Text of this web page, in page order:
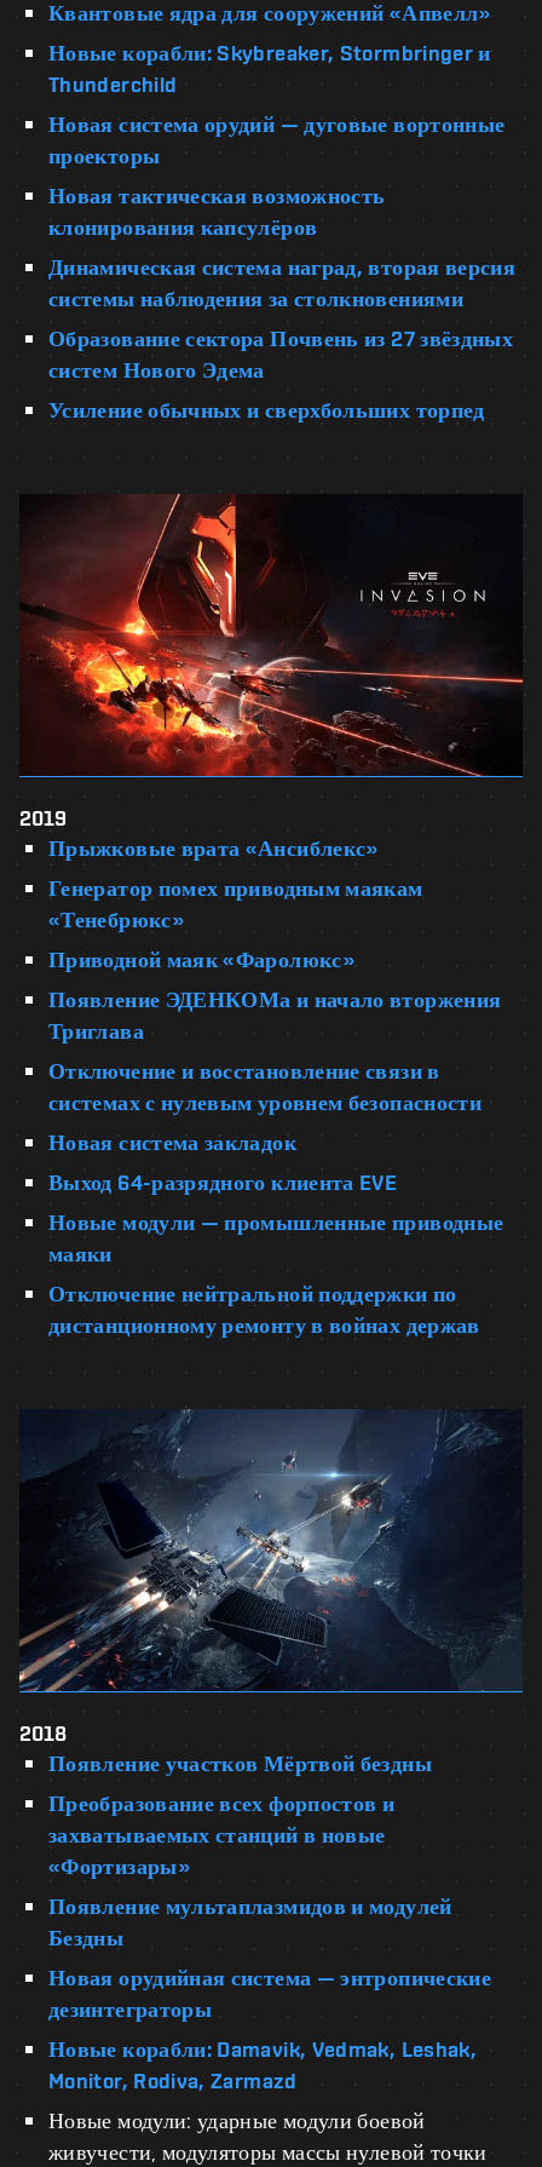
Квантовые ядра для сооружений «Апвелл»
Новые корабли: Skybreaker, Stormbringer и
Thunderchild
Новая система орудий — дуговые вортонные
проекторы
Новая тактическая возможность
клонирования капсулёров
Динамическая система наград, вторая версия
системы наблюдения за столкновениями
Образование сектора Почвень из 27 звёздных
систем Нового Эдема
Усиление обычных и сверхбольших торпед
2019
Прыжковые врата «Ансиблекс»
Генератор помех приводным маякам
«Тенебрюкс»
Приводной маяк «Фаролюкс»
Появление ЭДЕНКОМа и начало вторжения
Триглава
Отключение и восстановление связи в
системах с нулевым уровнем безопасности
Новая система закладок
Выход 64-разрядного клиента EVE
Новые модули — промышленные приводные
маяки
Отключение нейтральной поддержки по
дистанционному ремонту в войнах держав
2018
Появление участков Мёртвой бездны
Преобразование всех форпостов и
захватываемых станций в новые
«Фортизары»
Появление мультаплазмидов и модулей
Бездны
Новая орудийная система — энтропические
дезинтеграторы
Новые корабли: Damavik, Vedmak, Leshak,
Monitor, Rodiva, Zarmazd
Новые модули: ударные модули боевой
живучести, модуляторы массы нулевой точки